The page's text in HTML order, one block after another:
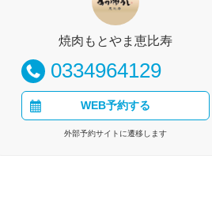
焼肉もとやま恵比寿
0334964129
WEB予約する
外部予約サイトに遷移します